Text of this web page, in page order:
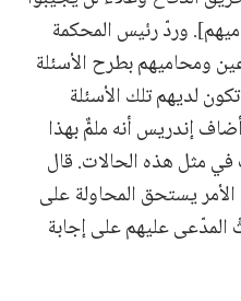
وردّ رئيس المحكمة
ومحاميهم بطرح الأسئلة
لديهم تلك الأسئلة
إندريس أنه ملمٌّ بهذا
في مثل هذه الحالات. قال
يستحق المحاولة على
المدّعى عليهم على إجابة